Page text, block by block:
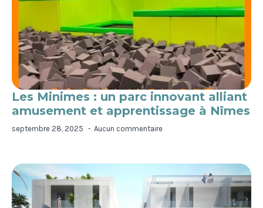
Les Minimes : un parc innovant alliant
amusement et apprentissage à Nîmes
septembre 28, 2025 Aucun commentaire